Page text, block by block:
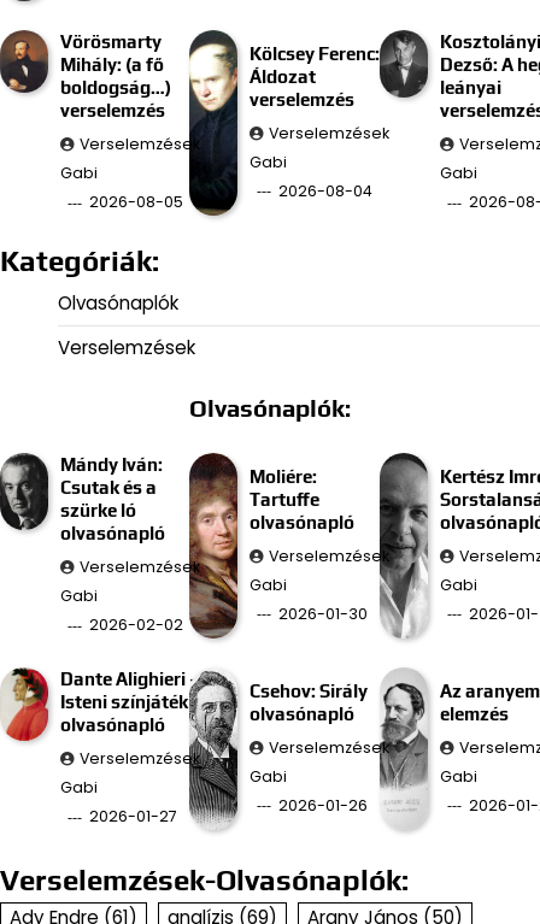
Vörösmarty
Mihály: (a fő
boldogság…)
verselemzés
Verselemzések
Gabi
2026-08-05
Kölcsey Ferenc:
Áldozat
verselemzés
Verselemzések
Gabi
2026-08-04
Kosztolányi
Dezső: A
leányai
Gabi
2026-
Kategóriák:
Olvasónaplók
Verselemzések
Olvasónaplók:
Mándy Iván:
Csutak és a
szürke ló
olvasónapló
Verselemzések
Gabi
2026-02-02
Moliére:
Tartuffe
olvasónapló
Verselemzések
Gabi
2026-01-30
Kertész
Gabi
2026-
Dante Alighieri –
Isteni színjáték
olvasónapló
Verselemzések
Gabi
2026-01-27
Csehov: Sirály
olvasónapló
Verselemzések
Gabi
2026-01-26
Az
elemzés
Gabi
2026-
Verselemzések-Olvasónaplók:
Ady Endre (61) analízis (69) Arany János (50)